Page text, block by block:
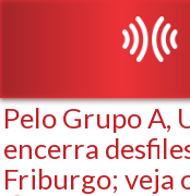
Pelo Grupo A,
encerra
Friburgo; veja